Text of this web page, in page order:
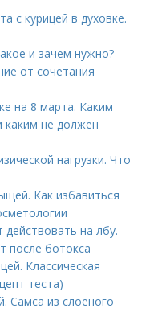
с курицей в духовке.
и зачем нужно?
от сочетания
на 8 марта. Каким
каким не должен
нагрузки. Что
Как избавиться
действовать на лбу.
после ботокса
Классическая
теста)
Самса из слоеного